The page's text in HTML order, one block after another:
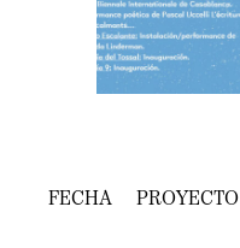
FECHA PROYECTO